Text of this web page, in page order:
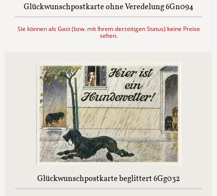
Glückwunschpostkarte ohne Veredelung 6Gn094
Sie können als Gast (bzw. mit Ihrem derzeitigen Status) keine Preise
sehen.
Glückwunschpostkarte beglittert 6Gg032